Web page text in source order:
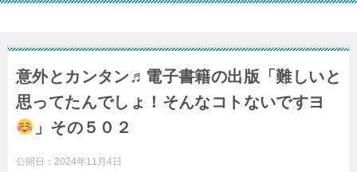
意外とカンタン♬電子書籍の出版「難しいと
思ってたんでしょ！そんなコトないですヨ
」その５０２
公開日： 2024年11月4日